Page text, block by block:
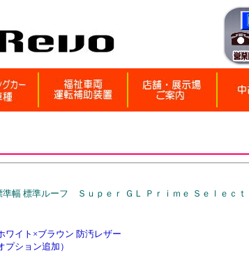
標準ルーフ Ｓｕｐｅｒ ＧＬ Ｐｒｉｍｅ Ｓｅｌｅｃｔ
ラウン 防汚レザー
ン追加）